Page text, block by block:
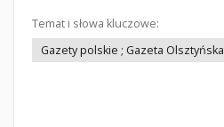
Temat i słowa kluczowe:
Gazety polskie ; Gazeta Olsztyńska